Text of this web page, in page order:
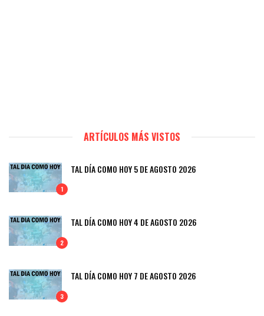
ARTÍCULOS MÁS VISTOS
1
TAL DÍA COMO HOY 5 DE AGOSTO 2026
2
TAL DÍA COMO HOY 4 DE AGOSTO 2026
3
TAL DÍA COMO HOY 7 DE AGOSTO 2026